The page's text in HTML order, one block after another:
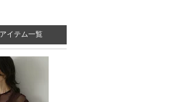
イテム一覧